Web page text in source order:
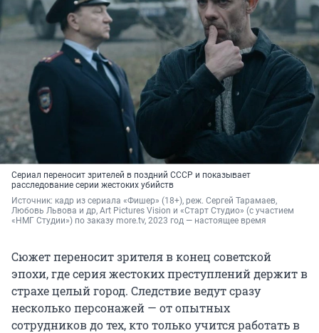
Сериал переносит зрителей в поздний СССР и показывает
расследование серии жестоких убийств
Источник: кадр из сериала «Фишер» (18+), реж. Сергей Тарамаев,
Любовь Львова и др, Art Pictures Vision и «Старт Студио» (с участием
«НМГ Студии») по заказу more.tv, 2023 год — настоящее время
Сюжет переносит зрителя в конец советской
эпохи, где серия жестоких преступлений держит в
страхе целый город. Следствие ведут сразу
несколько персонажей — от опытных
сотрудников до тех, кто только учится работать в